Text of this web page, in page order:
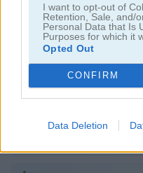
I want to opt-out of
Retention, Sale, and/
Personal Data that Is
Purposes for which it
Opted Out
CONFIRM
Data Deletion
juegos de hockey
juegos de rugby
juegos de patineta